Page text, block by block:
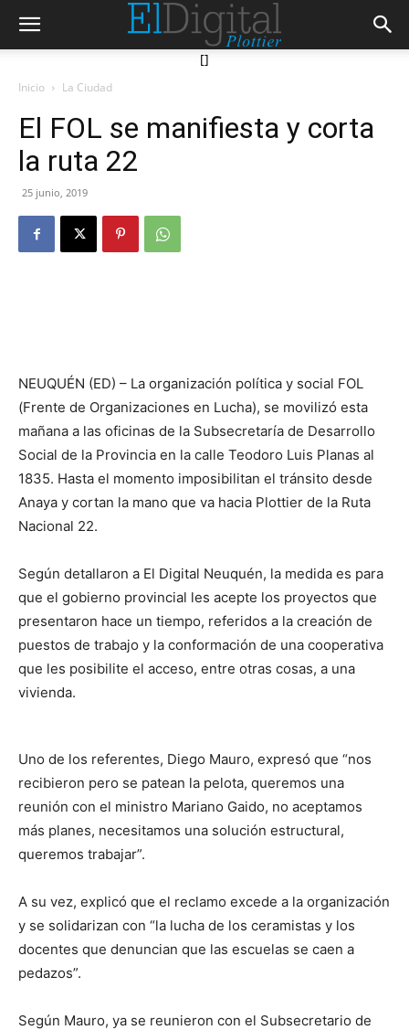
[]
Inicio La Ciudad
El FOL se manifiesta y corta
la ruta 22
25 junio, 2019
NEUQUÉN (ED) – La organización política y social FOL
(Frente de Organizaciones en Lucha), se movilizó esta
mañana a las oficinas de la Subsecretaría de Desarrollo
Social de la Provincia en la calle Teodoro Luis Planas al
1835. Hasta el momento imposibilitan el tránsito desde
Anaya y cortan la mano que va hacia Plottier de la Ruta
Nacional 22.
Según detallaron a El Digital Neuquén, la medida es para
que el gobierno provincial les acepte los proyectos que
presentaron hace un tiempo, referidos a la creación de
puestos de trabajo y la conformación de una cooperativa
que les posibilite el acceso, entre otras cosas, a una
vivienda.
Uno de los referentes, Diego Mauro, expresó que “nos
recibieron pero se patean la pelota, queremos una
reunión con el ministro Mariano Gaido, no aceptamos
más planes, necesitamos una solución estructural,
queremos trabajar”.
A su vez, explicó que el reclamo excede a la organización
y se solidarizan con “la lucha de los ceramistas y los
docentes que denuncian que las escuelas se caen a
pedazos”.
Según Mauro, ya se reunieron con el Subsecretario de